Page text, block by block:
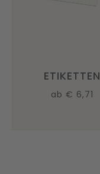
ETIKETTEN
ab € 6,71